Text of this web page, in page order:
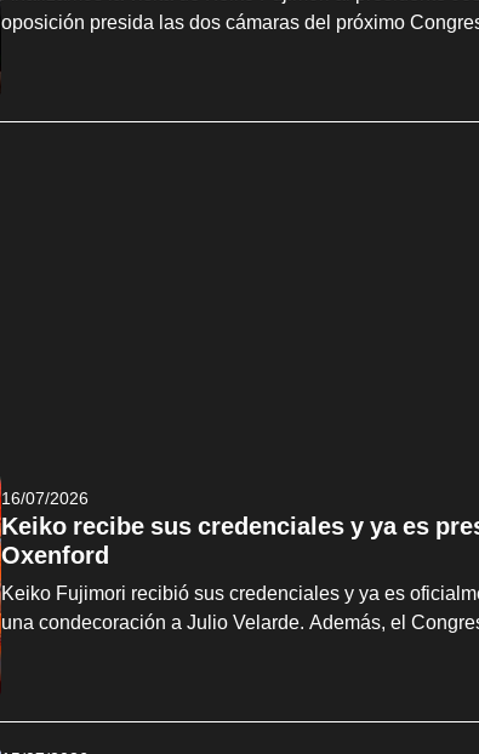
oposición presida las dos cámaras del próximo
16/07/2026
Keiko recibe sus credenciales y ya es
Oxenford
Keiko Fujimori recibió sus credenciales y ya es
una condecoración a Julio Velarde. Además, el